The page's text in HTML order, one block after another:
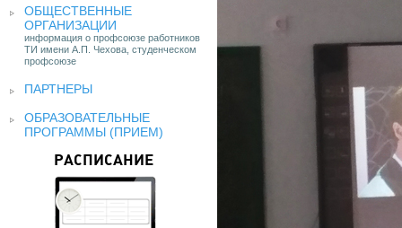
ОБЩЕСТВЕННЫЕ
ОРГАНИЗАЦИИ
информация о профсоюзе работников
ТИ имени А.П. Чехова, студенческом
профсоюзе
ПАРТНЕРЫ
ОБРАЗОВАТЕЛЬНЫЕ
ПРОГРАММЫ (ПРИЕМ)
РАСПИСАНИЕ